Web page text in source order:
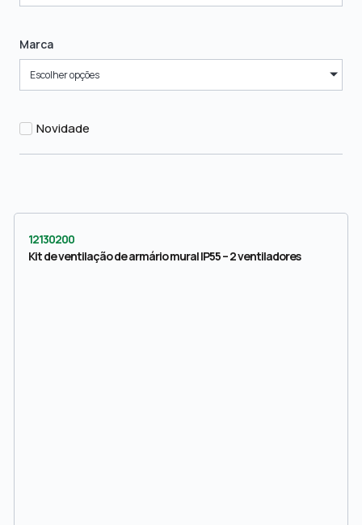
Marca
Escolher opções
Novidade
12130200
Kit de ventilação de armário mural IP55 – 2 ventiladores